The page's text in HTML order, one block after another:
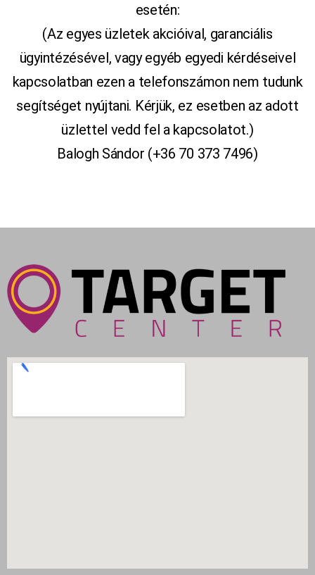
esetén:
(Az egyes üzletek akcióival, garanciális
ügyintézésével, vagy egyéb egyedi kérdéseivel
kapcsolatban ezen a telefonszámon nem tudunk
segítséget nyújtani. Kérjük, ez esetben az adott
üzlettel vedd fel a kapcsolatot.)
Balogh Sándor (+36 70 373 7496)